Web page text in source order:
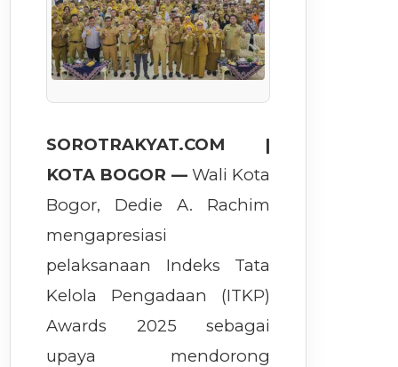
SOROTRAKYAT.COM |
KOTA BOGOR — Wali Kota
Bogor, Dedie A. Rachim
mengapresiasi
pelaksanaan Indeks Tata
Kelola Pengadaan (ITKP)
Awards 2025 sebagai
upaya mendorong